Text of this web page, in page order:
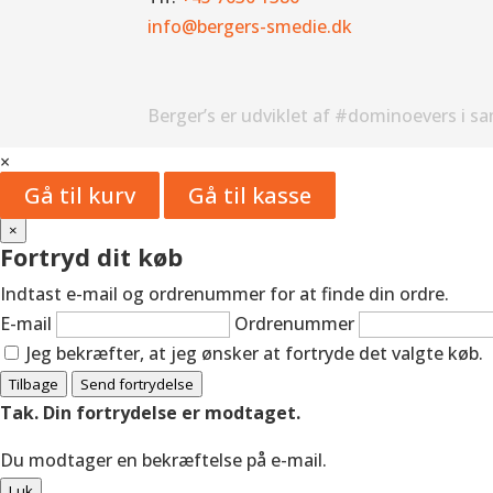
info@bergers-smedie.dk
Berger’s er udviklet af #dominoevers i
×
Gå til kurv Gå til kasse
×
Fortryd dit køb
Indtast e-mail og ordrenummer for at finde din ordre.
E-mail
Ordrenummer
Jeg bekræfter, at jeg ønsker at fortryde det valgte køb.
Tilbage Send fortrydelse
Tak. Din fortrydelse er modtaget.
Du modtager en bekræftelse på e-mail.